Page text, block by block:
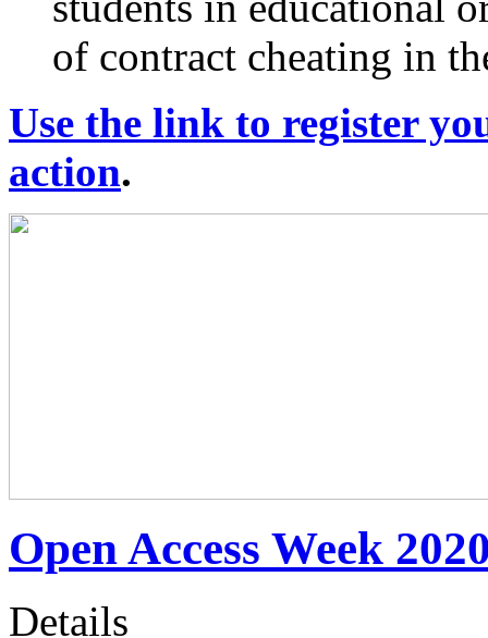
of contract cheating in
Use the link to register
action.
Open Access Week
Details